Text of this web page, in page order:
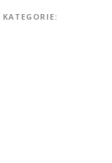
KATEGORIE: